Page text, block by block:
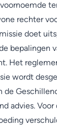
rechter
doet
bepalingen
Het
wordt
de
advies.